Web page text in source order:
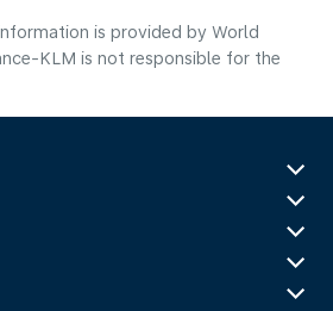
is provided by World
KLM is not responsible for the